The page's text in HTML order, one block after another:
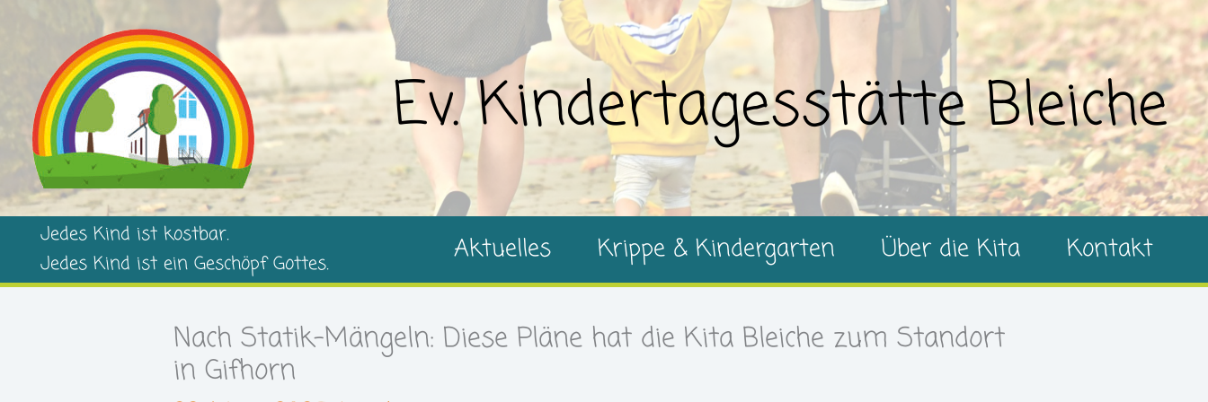
springen
Ev. Kindertagesstätte Bleiche
Jedes Kind ist kostbar.
Jedes Kind ist ein Geschöpf Gottes.
Aktuelles Krippe & Kindergarten Über die Kita Kontakt
Nach Statik-Mängeln: Diese Pläne hat die Kita Bleiche zum Standort
in Gifhorn